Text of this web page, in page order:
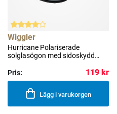
Wiggler
Hurricane Polariserade
solglasögon med sidoskydd
Pris:
119 kr
Lägg i varukorgen